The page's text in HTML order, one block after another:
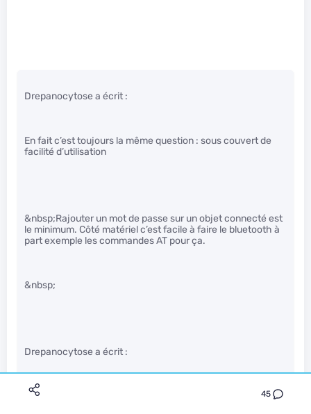
45
Drepanocytose a écrit :
En fait c’est toujours la même question : sous couvert de
facilité d’utilisation
&nbsp;Rajouter un mot de passe sur un objet connecté est
le minimum. Côté matériel c’est facile à faire le bluetooth à
part exemple les commandes AT pour ça.
&nbsp;
Drepanocytose a écrit :
baisse de prix